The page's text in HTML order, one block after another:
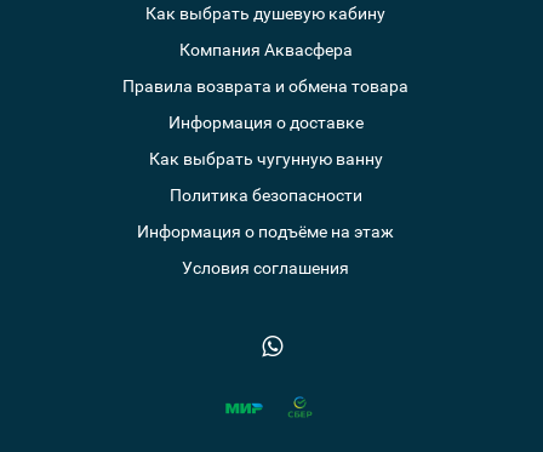
Как выбрать душевую кабину
Компания Аквасфера
Правила возврата и обмена товара
Информация о доставке
Как выбрать чугунную ванну
Политика безопасности
Информация о подъёме на этаж
Условия соглашения